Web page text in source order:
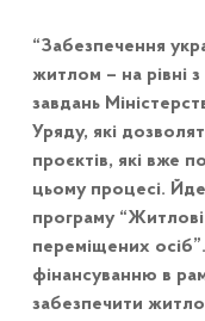
“Забезпечення
житлом – на рівні
завдань
Уряду, які
проєктів, які вже
цьому процесі.
програму
переміщених
фінансуванню в
забезпечити